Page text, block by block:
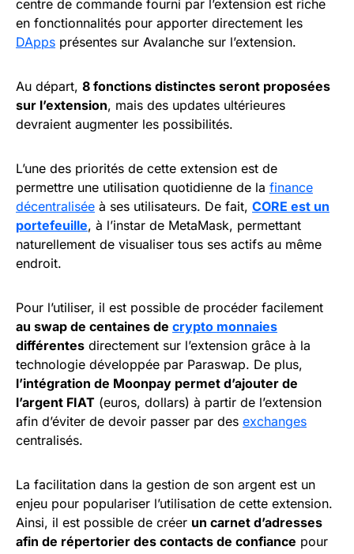
centre de commande fourni par l’extension est riche
en fonctionnalités pour apporter directement les
DApps présentes sur Avalanche sur l’extension.
Au départ, 8 fonctions distinctes seront proposées
sur l’extension, mais des updates ultérieures
devraient augmenter les possibilités.
L’une des priorités de cette extension est de
permettre une utilisation quotidienne de la finance
décentralisée à ses utilisateurs. De fait, CORE est un
portefeuille, à l’instar de MetaMask, permettant
naturellement de visualiser tous ses actifs au même
endroit.
Pour l’utiliser, il est possible de procéder facilement
au swap de centaines de crypto monnaies
différentes directement sur l’extension grâce à la
technologie développée par Paraswap. De plus,
l’intégration de Moonpay permet d’ajouter de
l’argent FIAT (euros, dollars) à partir de l’extension
afin d’éviter de devoir passer par des exchanges
centralisés.
La facilitation dans la gestion de son argent est un
enjeu pour populariser l’utilisation de cette extension.
Ainsi, il est possible de créer un carnet d’adresses
afin de répertorier des contacts de confiance pour